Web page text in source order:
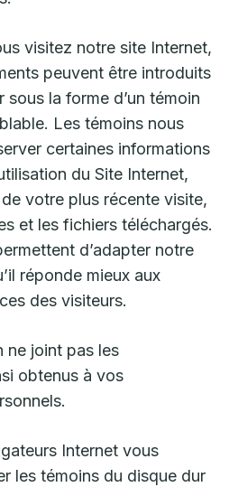
visitez notre site Internet,
peuvent être introduits
la forme d’un témoin
Les témoins nous
certaines informations
du Site Internet,
votre plus récente visite,
et les fichiers téléchargés.
d’adapter notre
réponde mieux aux
des visiteurs.
ne joint pas les
obtenus à vos
Internet vous
les témoins du disque dur